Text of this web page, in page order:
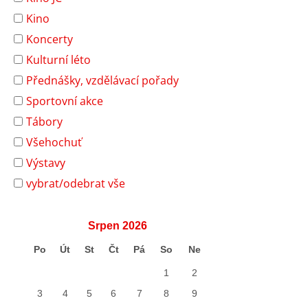
Kino
Koncerty
Kulturní léto
Přednášky, vzdělávací pořady
Sportovní akce
Tábory
Všehochuť
Výstavy
vybrat/odebrat vše
Srpen 2026
Po Út St Čt Pá So Ne
1
2
3
4 5 6 7 8
9